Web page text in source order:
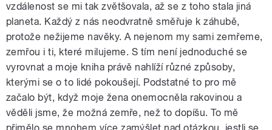
vzdálenost se mi tak zvětšovala, až se z toho stala jiná
planeta. Každý z nás neodvratně směřuje k záhubě,
protože nežijeme navěky. A nejenom my sami zemřeme,
zemřou i ti, které milujeme. S tím není jednoduché se
vyrovnat a moje kniha právě nahlíží různé způsoby,
kterými se o to lidé pokoušejí. Podstatné to pro mě
začalo být, když moje žena onemocněla rakovinou a
věděli jsme, že možná zemře, než to dopíšu. To mě